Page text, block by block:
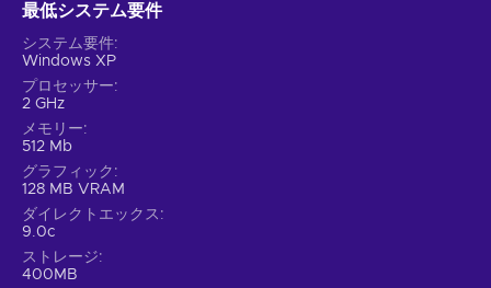
最低システム要件
システム要件
Windows XP
プロセッサー
2 GHz
メモリー
512 Mb
グラフィック
128 MB VRAM
ダイレクトエックス
9.0c
ストレージ
400MB